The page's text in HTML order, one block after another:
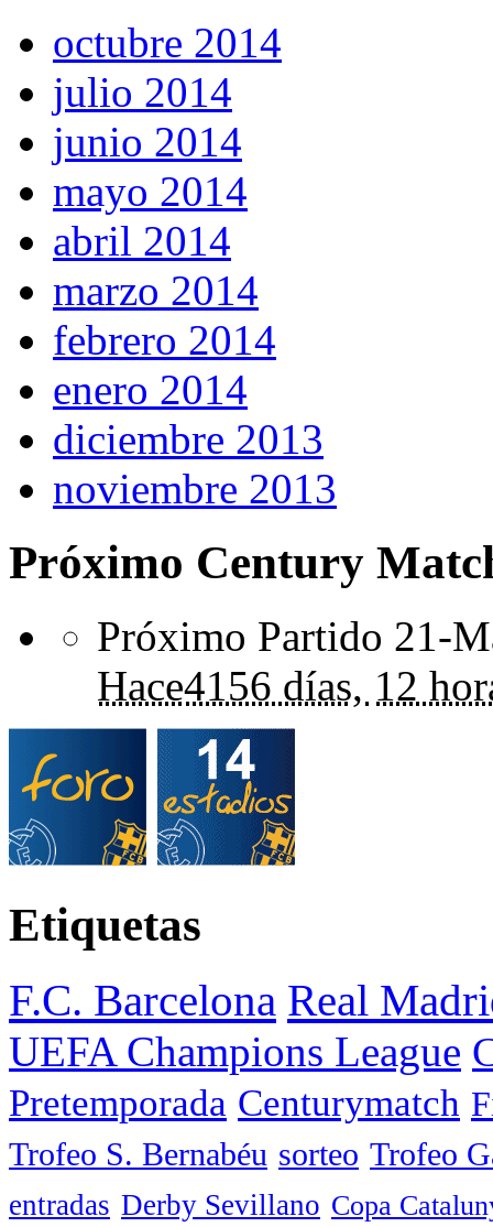
octubre 2014
julio 2014
junio 2014
mayo 2014
abril 2014
marzo 2014
febrero 2014
enero 2014
diciembre 2013
noviembre 2013
Próximo Century
Próximo Partido 21-
Hace4156 días, 12
Etiquetas
F.C. Barcelona Real
UEFA Champions League
Pretemporada Centurymatch
Trofeo S. Bernabéu sorteo Trofeo
entradas Derby Sevillano Copa